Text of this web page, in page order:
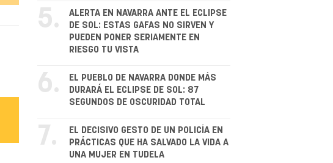
5.
ALERTA EN NAVARRA ANTE EL ECLIPSE
DE SOL: ESTAS GAFAS NO SIRVEN Y
PUEDEN PONER SERIAMENTE EN
RIESGO TU VISTA
6.
EL PUEBLO DE NAVARRA DONDE MÁS
DURARÁ EL ECLIPSE DE SOL: 87
SEGUNDOS DE OSCURIDAD TOTAL
7.
EL DECISIVO GESTO DE UN POLICÍA EN
PRÁCTICAS QUE HA SALVADO LA VIDA A
UNA MUJER EN TUDELA